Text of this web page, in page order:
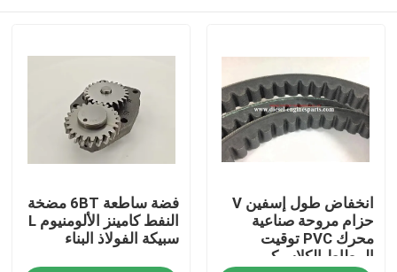
منزل
انخفاض طول إسفين V
حزام مروحة صناعية
محرك PVC توقيت
المطاط الكلاسيكي
فضة ساطعة 6BT مضخة
النفط كامينز الألومنيوم L
سبيكة الفولاذ البناء